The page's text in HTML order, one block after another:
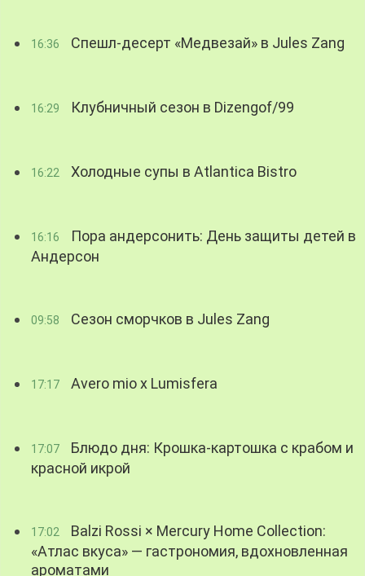
16:36 Спешл-десерт «Медвезай» в Jules Zang
16:29 Клубничный сезон в Dizengof/99
16:22 Холодные супы в Atlantica Bistro
16:16
Пора андерсонить: День защиты детей в
Андерсон
09:58 Сезон сморчков в Jules Zang
17:17 Avero mio x Lumisfera
17:07
Блюдо дня: Крошка-картошка с крабом и
красной икрой
17:02
Balzi Rossi × Mercury Home Collection:
«Атлас вкуса» — гастрономия, вдохновленная
ароматами